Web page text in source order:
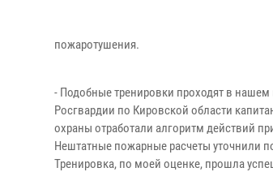
пожаротушения.
- Подобные тренировки проходят в
Росгвардии по Кировской области
охраны отработали алгоритм действий
Нештатные пожарные расчеты уточнили
Тренировка, по моей оценке, прошла